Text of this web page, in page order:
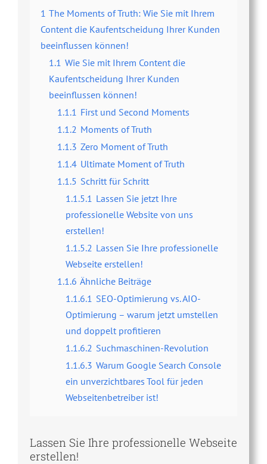
1 The Moments of Truth: Wie Sie mit Ihrem
Content die Kaufentscheidung Ihrer Kunden
beeinflussen können!
1.1 Wie Sie mit Ihrem Content die
Kaufentscheidung Ihrer Kunden
beeinflussen können!
1.1.1 First und Second Moments
1.1.2 Moments of Truth
1.1.3 Zero Moment of Truth
1.1.4 Ultimate Moment of Truth
1.1.5 Schritt für Schritt
1.1.5.1 Lassen Sie jetzt Ihre
professionelle Website von uns
erstellen!
1.1.5.2 Lassen Sie Ihre professionelle
Webseite erstellen!
1.1.6 Ähnliche Beiträge
1.1.6.1 SEO-Optimierung vs. AIO-
Optimierung – warum jetzt umstellen
und doppelt profitieren
1.1.6.2 Suchmaschinen-Revolution
1.1.6.3 Warum Google Search Console
ein unverzichtbares Tool für jeden
Webseitenbetreiber ist!
Lassen Sie Ihre professionelle Webseite
erstellen!